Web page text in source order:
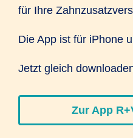
für Ihre
Die App ist für iPhone
Jetzt gleich
Zur App